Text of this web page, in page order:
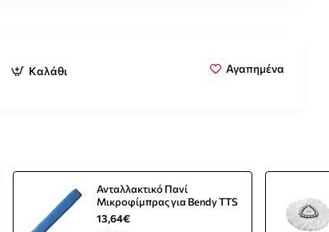
Καλάθι Αγαπημένα
Ανταλλακτικό Πανί
Μικροφίμπρας για Bendy TTS
13,64€